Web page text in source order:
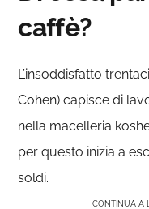
caffè?
L’insoddisfatto
Cohen) capisce di
nella macelleria
per questo inizia a
soldi.
CONTINUA A